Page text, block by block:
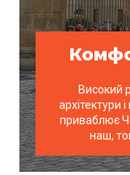
Високий
архітектури
приваблює
наш,